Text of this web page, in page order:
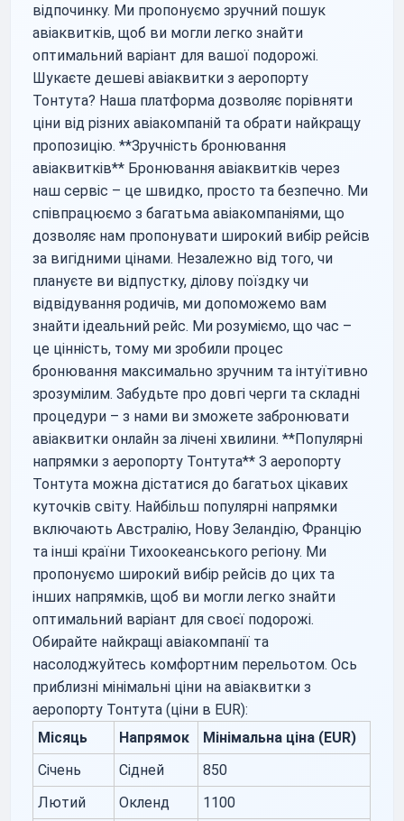
відпочинку. Ми пропонуємо зручний пошук
авіаквитків, щоб ви могли легко знайти
оптимальний варіант для вашої подорожі.
Шукаєте дешеві авіаквитки з аеропорту
Тонтута? Наша платформа дозволяє порівняти
ціни від різних авіакомпаній та обрати найкращу
пропозицію. **Зручність бронювання
авіаквитків** Бронювання авіаквитків через
наш сервіс – це швидко, просто та безпечно. Ми
співпрацюємо з багатьма авіакомпаніями, що
дозволяє нам пропонувати широкий вибір рейсів
за вигідними цінами. Незалежно від того, чи
плануєте ви відпустку, ділову поїздку чи
відвідування родичів, ми допоможемо вам
знайти ідеальний рейс. Ми розуміємо, що час –
це цінність, тому ми зробили процес
бронювання максимально зручним та інтуїтивно
зрозумілим. Забудьте про довгі черги та складні
процедури – з нами ви зможете забронювати
авіаквитки онлайн за лічені хвилини. **Популярні
напрямки з аеропорту Тонтута** З аеропорту
Тонтута можна дістатися до багатьох цікавих
куточків світу. Найбільш популярні напрямки
включають Австралію, Нову Зеландію, Францію
та інші країни Тихоокеанського регіону. Ми
пропонуємо широкий вибір рейсів до цих та
інших напрямків, щоб ви могли легко знайти
оптимальний варіант для своєї подорожі.
Обирайте найкращі авіакомпанії та
насолоджуйтесь комфортним перельотом. Ось
приблизні мінімальні ціни на авіаквитки з
аеропорту Тонтута (ціни в EUR):
Місяць
Напрямок
Мінімальна ціна (EUR)
Січень
Сідней
850
Лютий
Окленд 1100